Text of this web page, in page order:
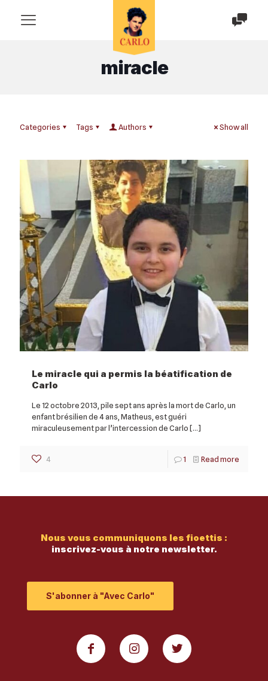
miracle
Categories Tags Authors Show all
Le miracle qui a permis la béatification de
Carlo
Le 12 octobre 2013, pile sept ans après la mort de Carlo, un
enfant brésilien de 4 ans, Matheus, est guéri
miraculeusement par l’intercession de Carlo[…]
4 1 Read more
Nous vous communiquons les fioettis :
inscrivez-vous à notre newsletter.
S'abonner à "Avec Carlo"